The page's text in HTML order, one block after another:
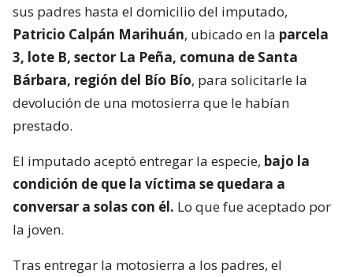
sus padres hasta el domicilio del imputado,
Patricio Calpán Marihuán, ubicado en la parcela
3, lote B, sector La Peña, comuna de Santa
Bárbara, región del Bío Bío, para solicitarle la
devolución de una motosierra que le habían
prestado.
El imputado aceptó entregar la especie, bajo la
condición de que la víctima se quedara a
conversar a solas con él. Lo que fue aceptado por
la joven.
Tras entregar la motosierra a los padres, el